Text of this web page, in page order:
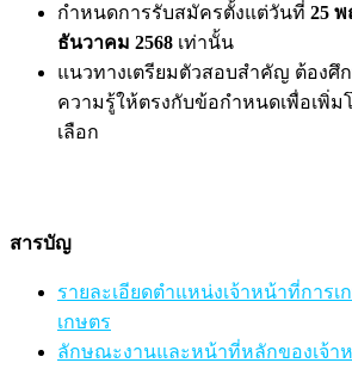
กำหนดการรับสมัครตั้งแต่วันที่ 25 พ
ธันวาคม 2568 เท่านั้น
แนวทางเตรียมตัวสอบสำคัญ ต้องศึ
ความรู้ให้ตรงกับข้อกำหนดเพื่อเพิ่ม
เลือก
สารบัญ
รายละเอียดตำแหน่งเจ้าหน้าที่การ
เกษตร
ลักษณะงานและหน้าที่หลักของเจ้า